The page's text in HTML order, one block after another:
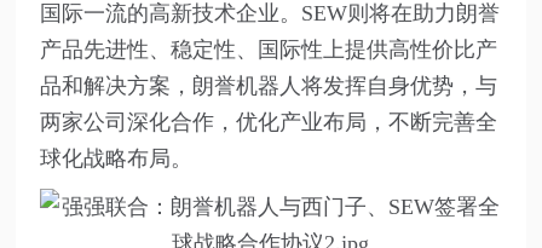
国际一流的高新技术企业。SEW则将在助力朗誉
产品先进性、稳定性、国际性上提供高性价比产
品和解决方案，朗誉机器人将发挥自身优势，与
两家公司深化合作，优化产业布局，不断完善全
球化战略布局。